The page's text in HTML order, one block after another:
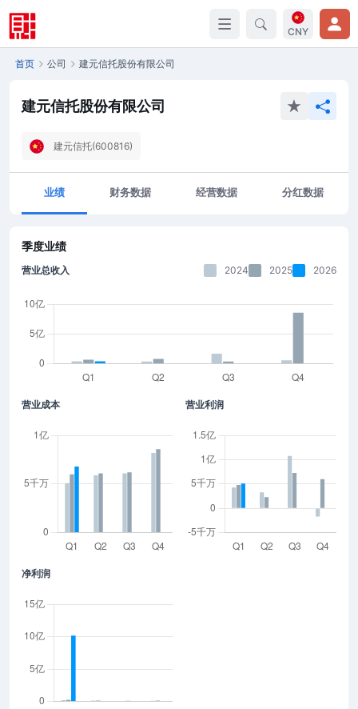
CNY
首页 公司 建元信托股份有限公司
建元信托股份有限公司
建元信托(600816)
业绩 财务数据 经营数据 分红数据
季度业绩
营业总收入 2024 2025 2026
营业成本 营业利润
净利润